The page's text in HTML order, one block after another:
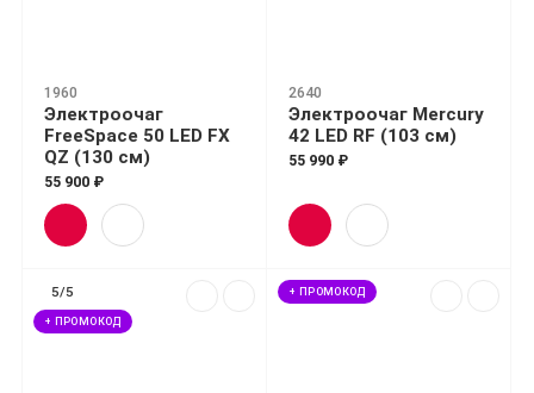
1960
Электроочаг
FreeSpace 50 LED FX
QZ (130 см)
55 900 ₽
2640
Электроочаг Mercury
42 LED RF (103 см)
55 990 ₽
5/5
+ ПРОМОКОД
+ ПРОМОКОД